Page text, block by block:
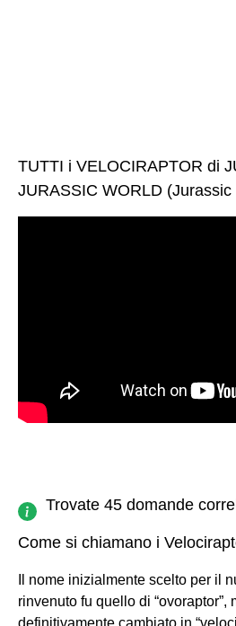
TUTTI i VELOCIRAPTOR di
JURASSIC WORLD (Jurassic
Trovate 45 domande
Come si chiamano i
Il nome inizialmente scelto per il
rinvenuto fu quello di “ovoraptor”,
definitivamente cambiato in